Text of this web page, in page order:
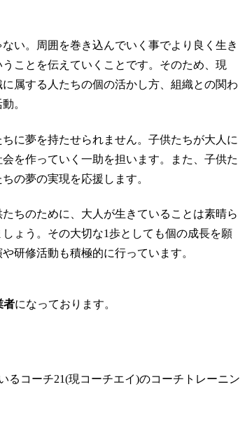
い。周囲を巻き込んでいく事でより良く生き
うことを伝えていくことです。そのため、現
属する人たちの個の活かし方、組織との関わ
。
に夢を持たせられません。子供たちが大人に
を作っていく一助を担います。また、子供た
の夢の実現を応援します。
ちのために、大人が生きていることは素晴ら
ょう。その大切な1歩としても個の成長を願
研修活動も積極的に行っています。
者になっております。
るコーチ21(現コーチエイ)のコーチトレーニン